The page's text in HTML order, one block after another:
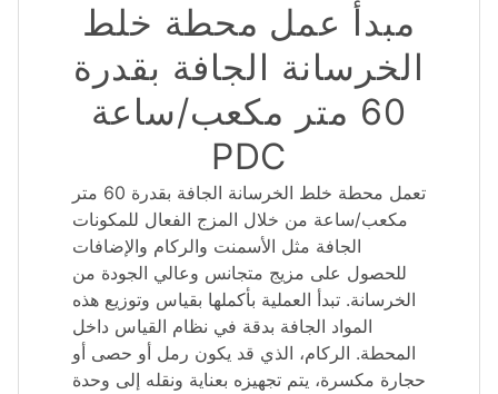
مبدأ عمل محطة خلط
الخرسانة الجافة بقدرة
60 متر مكعب/ساعة
PDC
تعمل محطة خلط الخرسانة الجافة بقدرة 60 متر
مكعب/ساعة من خلال المزج الفعال للمكونات
الجافة مثل الأسمنت والركام والإضافات
للحصول على مزيج متجانس وعالي الجودة من
الخرسانة. تبدأ العملية بأكملها بقياس وتوزيع هذه
المواد الجافة بدقة في نظام القياس داخل
المحطة. الركام، الذي قد يكون رمل أو حصى أو
حجارة مكسرة، يتم تجهيزه بعناية ونقله إلى وحدة